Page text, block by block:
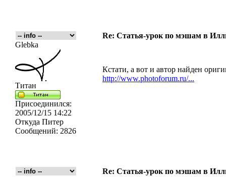
Re: Статья-урок по мэшам в
Glebka
Титан
Присоединился:
2005/12/15 14:22
Откуда Питер
Сообщений: 2826
Кстати, а вот и автор найден
http://www.photoforum.ru/...
Re: Статья-урок по мэшам в